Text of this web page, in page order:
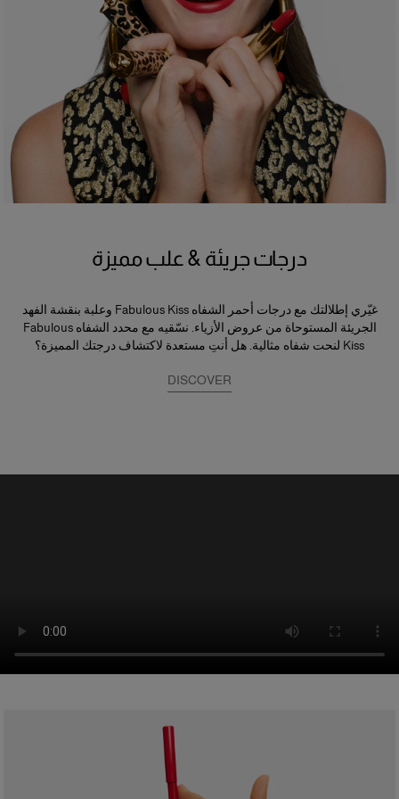
درجات جريئة & علب مميزة
غيّري إطلالتك مع درجات أحمر الشفاه Fabulous Kiss وعلبة بنقشة الفهد
الجريئة المستوحاة من عروض الأزياء. نسّقيه مع محدد الشفاه Fabulous
Kiss لنحت شفاه مثالية. هل أنتِ مستعدة لاكتشاف درجتك المميزة؟
DISCOVER